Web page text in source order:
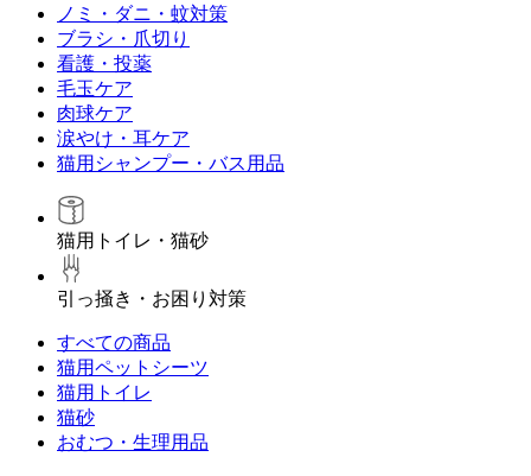
ノミ・ダニ・蚊対策
ブラシ・爪切り
看護・投薬
毛玉ケア
肉球ケア
涙やけ・耳ケア
猫用シャンプー・バス用品
猫用トイレ・猫砂
引っ掻き・お困り対策
すべての商品
猫用ペットシーツ
猫用トイレ
猫砂
おむつ・生理用品